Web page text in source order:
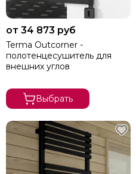
Prioform
Сунержа
Secado
Solent
Keerol
Nika
Axxinot
Mini
Benetto
от 34 873 руб
Terma Outcorner -
полотенцесушитель для
внешних углов
Выбрать